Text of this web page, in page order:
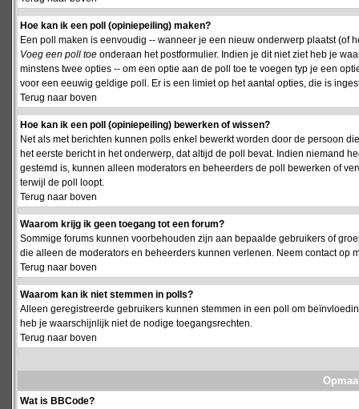
Hoe kan ik een poll (opiniepeiling) maken?
Een poll maken is eenvoudig -- wanneer je een nieuw onderwerp plaatst (of
Voeg een poll toe onderaan het postformulier. Indien je dit niet ziet heb je
minstens twee opties -- om een optie aan de poll toe te voegen typ je een
voor een eeuwig geldige poll. Er is een limiet op het aantal opties, die is
Terug naar boven
Hoe kan ik een poll (opiniepeiling) bewerken of wissen?
Net als met berichten kunnen polls enkel bewerkt worden door de persoon
het eerste bericht in het onderwerp, dat altijd de poll bevat. Indien niemand
gestemd is, kunnen alleen moderators en beheerders de poll bewerken of
terwijl de poll loopt.
Terug naar boven
Waarom krijg ik geen toegang tot een forum?
Sommige forums kunnen voorbehouden zijn aan bepaalde gebruikers of
die alleen de moderators en beheerders kunnen verlenen. Neem contact op
Terug naar boven
Waarom kan ik niet stemmen in polls?
Alleen geregistreerde gebruikers kunnen stemmen in een poll om
heb je waarschijnlijk niet de nodige toegangsrechten.
Terug naar boven
Wat is BBCode?